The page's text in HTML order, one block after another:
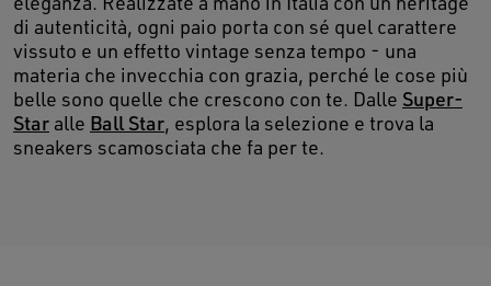
di autenticità, ogni paio porta con sé quel carattere
vissuto e un effetto vintage senza tempo - una
materia che invecchia con grazia, perché le cose più
belle sono quelle che crescono con te. Dalle Super-
Star alle Ball Star, esplora la selezione e trova la
sneakers scamosciata che fa per te.